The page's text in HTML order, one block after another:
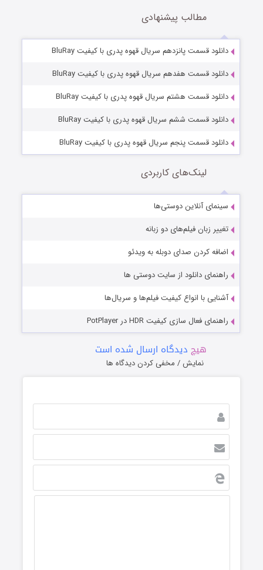
مطالب پیشنهادی
دانلود قسمت پانزدهم سریال قهوه پدری با کیفیت BluRay
دانلود قسمت هفدهم سریال قهوه پدری با کیفیت BluRay
دانلود قسمت هشتم سریال قهوه پدری با کیفیت BluRay
دانلود قسمت ششم سریال قهوه پدری با کیفیت BluRay
دانلود قسمت پنجم سریال قهوه پدری با کیفیت BluRay
لینک‌های کاربردی
سینمای آنلاین دوستی‌ها
تغییر زبان فیلم‌های دو زبانه
اضافه کردن صدای دوبله به ویدئو
راهنمای دانلود از سایت دوستی ها
آشنایی با انواع کیفیت فیلم‌ها و سریال‌ها
راهنمای فعال سازی کیفیت HDR در PotPlayer
هیچ دیدگاه ارسال شده است
نمایش / مخفی کردن دیدگاه ها